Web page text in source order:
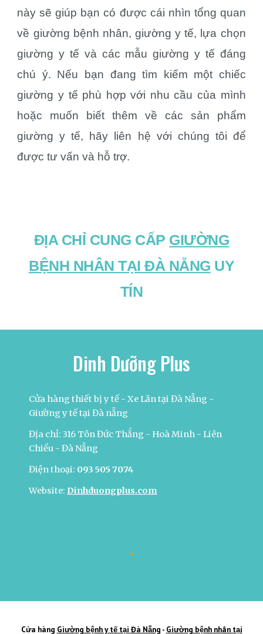
này sẽ giúp bạn có được cái nhìn tổng quan
về giường bệnh nhân, giường y tế, lựa chọn
giường y tế và các mẫu giường y tế đáng
chú ý. Nếu bạn đang tìm kiếm một chiếc
giường y tế phù hợp với nhu cầu của mình
hoặc muốn biết thêm về các sản phẩm
giường y tế, hãy liên hệ với chúng tôi để
được tư vấn và hỗ trợ.
ĐỊA CHỈ CUNG CẤP GIƯỜNG
BỆNH NHÂN TẠI ĐÀ NẴNG UY
TÍN
Dinh Dưỡng Plus
Cửa hàng thiết bị y tế - Xe Lăn tại Đà Nẵng -
Giường y tế tại Đà nẵng
Địa chỉ: 316 Tôn Đức Thắng - Hoà Minh - Liên
Chiểu - Đà Nẵng
Điện thoại: 093 505 7074
Website:Dinhduongplus.com
Cửa hàng Giường bệnh y tế tại Đà Nẵng - Giường bệnh nhân tại